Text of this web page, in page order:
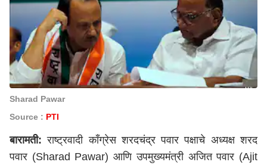
Sharad Pawar
Source : PTI
बारामती: राष्ट्रवादी काँग्रेस शरदचंद्र पवार पक्षाचे अध्यक्ष शरद
पवार (Sharad Pawar) आणि उपमुख्यमंत्री अजित पवार (Ajit